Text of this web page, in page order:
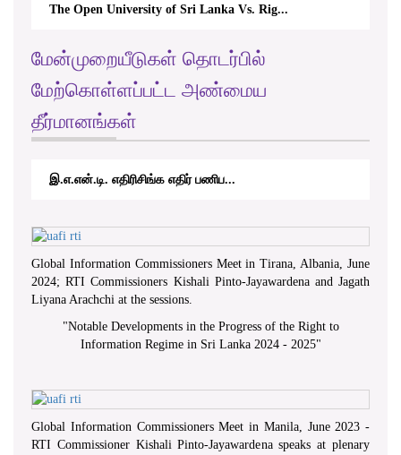
The Open University of Sri Lanka Vs. Rig...
மேன்முறையீடுகள் தொடர்பில்
மேற்கொள்ளப்பட்ட அண்மைய
தீர்மானங்கள்
இ.எ.என்.டி. எதிரிசிங்க எதிர் பணிப...
Global Information Commissioners Meet in Tirana, Albania, June
2024; RTI Commissioners Kishali Pinto-Jayawardena and Jagath
Liyana Arachchi at the sessions.
"Notable Developments in the Progress of the Right to
Information Regime in Sri Lanka 2024 - 2025"
Global Information Commissioners Meet in Manila, June 2023 -
RTI Commissioner Kishali Pinto-Jayawardena speaks at plenary